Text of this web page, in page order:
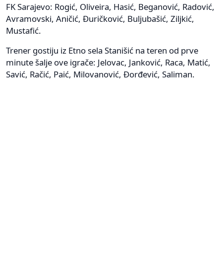
FK Sarajevo: Rogić, Oliveira, Hasić, Beganović, Radović,
Avramovski, Aničić, Đuričković, Buljubašić, Ziljkić,
Mustafić.
Trener gostiju iz Etno sela Stanišić na teren od prve
minute šalje ove igrače: Jelovac, Janković, Raca, Matić,
Savić, Račić, Paić, Milovanović, Đorđević, Saliman.